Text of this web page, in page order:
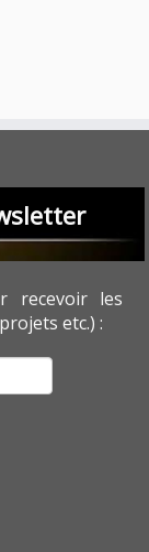
recevoir les
etc.) :